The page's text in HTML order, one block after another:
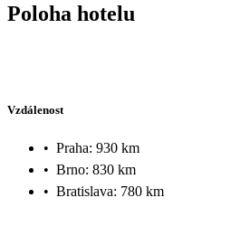
Poloha hotelu
Vzdálenost
• Praha: 930 km
• Brno: 830 km
• Bratislava: 780 km